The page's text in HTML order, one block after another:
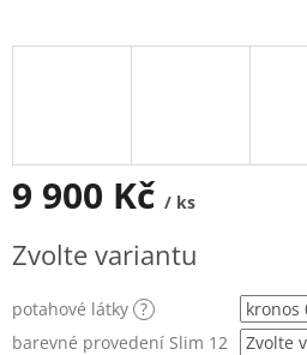
9 900 Kč / ks
cena:
Zvolte variantu
potahové látky ?
barevné provedení Slim 12